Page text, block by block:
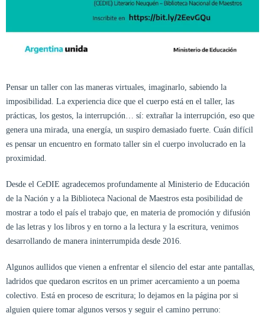
Pensar un taller con las maneras virtuales, imaginarlo, sabiendo la
imposibilidad. La experiencia dice que el cuerpo está en el taller, las
prácticas, los gestos, la interrupción… sí: extrañar la interrupción, eso que
genera una mirada, una energía, un suspiro demasiado fuerte. Cuán difícil
es pensar un encuentro en formato taller sin el cuerpo involucrado en la
proximidad.
Desde el CeDIE agradecemos profundamente al Ministerio de Educación
de la Nación y a la Biblioteca Nacional de Maestros esta posibilidad de
mostrar a todo el país el trabajo que, en materia de promoción y difusión
de las letras y los libros y en torno a la lectura y la escritura, venimos
desarrollando de manera ininterrumpida desde 2016.
Algunos aullidos que vienen a enfrentar el silencio del estar ante pantallas,
ladridos que quedaron escritos en un primer acercamiento a un poema
colectivo. Está en proceso de escritura; lo dejamos en la página por si
alguien quiere tomar algunos versos y seguir el camino perruno: